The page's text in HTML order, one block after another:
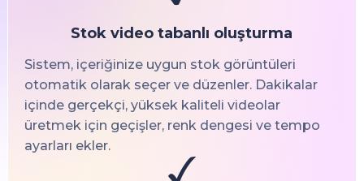
Stok video tabanlı oluşturma
Sistem, içeriğinize uygun stok görüntüleri
otomatik olarak seçer ve düzenler. Dakikalar
içinde gerçekçi, yüksek kaliteli videolar
üretmek için geçişler, renk dengesi ve tempo
ayarları ekler.